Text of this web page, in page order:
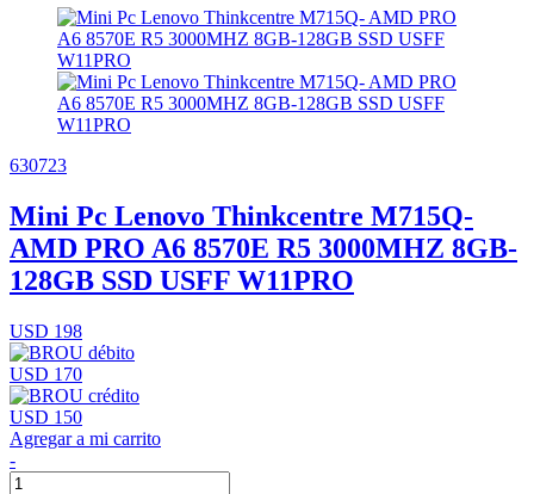
630723
Mini Pc Lenovo Thinkcentre M715Q-
AMD PRO A6 8570E R5 3000MHZ 8GB-
128GB SSD USFF W11PRO
USD 198
USD 170
USD 150
Agregar a mi carrito
-